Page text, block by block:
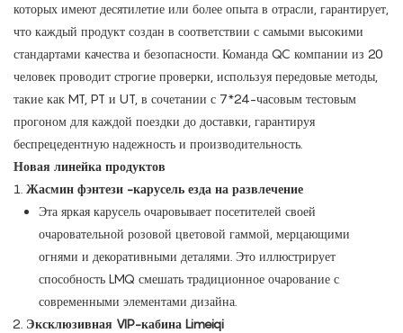
которых имеют десятилетие или более опыта в отрасли, гарантирует,
что каждый продукт создан в соответствии с самыми высокими
стандартами качества и безопасности. Команда QC компании из 20
человек проводит строгие проверки, используя передовые методы,
такие как MT, PT и UT, в сочетании с 7*24-часовым тестовым
прогоном для каждой поездки до доставки, гарантируя
беспрецедентную надежность и производительность.
Новая линейка продуктов
Жасмин фэнтези -карусель езда на развлечение
Эта яркая карусель очаровывает посетителей своей
очаровательной розовой цветовой гаммой, мерцающими
огнями и декоративными деталями. Это иллюстрирует
способность LMQ смешать традиционное очарование с
современными элементами дизайна.
Эксклюзивная VIP-кабина Limeiqi